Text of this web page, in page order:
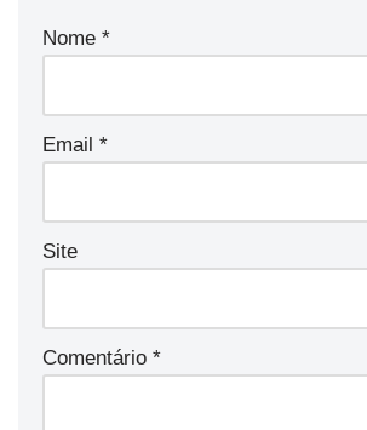
Nome *
Email *
Site
Comentário *